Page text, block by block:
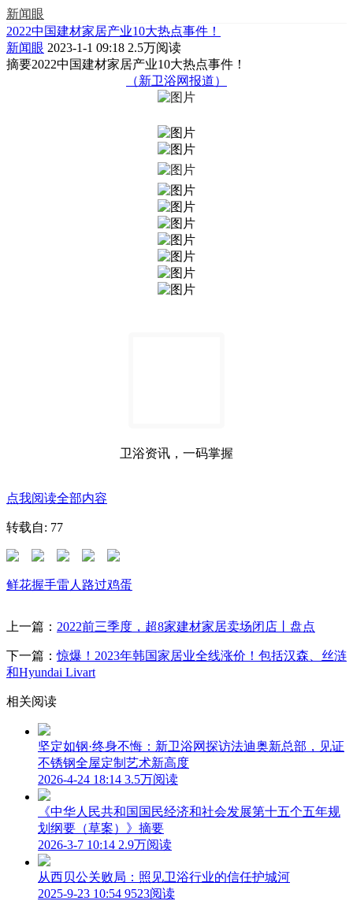
新闻眼
2022中国建材家居产业10大热点事件！
新闻眼 2023-1-1 09:18 2.5万阅读
摘要2022中国建材家居产业10大热点事件！
（新卫浴网报道）
卫浴资讯，一码掌握
点我阅读全部内容
转载自: 77
鲜花握手雷人 路过鸡蛋
上一篇： ​2022前三季度，超8家建材家居卖场闭店丨盘点
下一篇：惊爆！2023年韩国家居业全线涨价！包括汉森、丝涟
和Hyundai Livart
相关阅读
坚定如钢·终身不悔：新卫浴网探访法迪奥新总部，见证
不锈钢全屋定制艺术新高度
2026-4-24 18:14 3.5万阅读
《中华人民共和国国民经济和社会发展第十五个五年规
划纲要（草案）》摘要
2026-3-7 10:14 2.9万阅读
从西贝公关败局：照见卫浴行业的信任护城河
2025-9-23 10:54 9523阅读